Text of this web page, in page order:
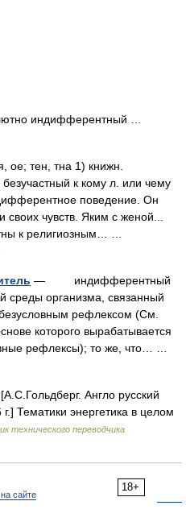
индифферентный …
тен, тна 1) книжн.
к кому л. или чему
поведение. Он
чувств. Яким с женой...
к религиозным… …
— индифферентный
среды организма, связанный
рефлексом (См.
которого вырабатывается
рефлексы); то же, что… …
Англо русский
Тематики энергетика в целом
технического переводчика
18+
сайте